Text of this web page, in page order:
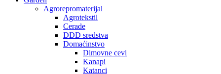
Agrorepromaterijal
Agrotekstil
Cerade
DDD sredstva
Domaćinstvo
Dimovne cevi
Kanapi
Katanci